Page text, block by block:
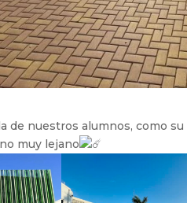
de nuestros alumnos, como
muy lejano